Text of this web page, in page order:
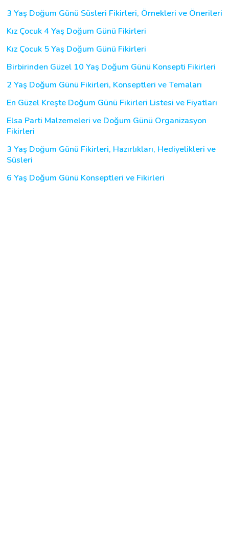
3 Yaş Doğum Günü Süsleri Fikirleri, Örnekleri ve Önerileri
Kız Çocuk 4 Yaş Doğum Günü Fikirleri
Kız Çocuk 5 Yaş Doğum Günü Fikirleri
Birbirinden Güzel 10 Yaş Doğum Günü Konsepti Fikirleri
2 Yaş Doğum Günü Fikirleri, Konseptleri ve Temaları
En Güzel Kreşte Doğum Günü Fikirleri Listesi ve Fiyatları
Elsa Parti Malzemeleri ve Doğum Günü Organizasyon
Fikirleri
3 Yaş Doğum Günü Fikirleri, Hazırlıkları, Hediyelikleri ve
Süsleri
6 Yaş Doğum Günü Konseptleri ve Fikirleri